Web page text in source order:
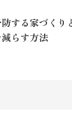
する家づくり
らす方法